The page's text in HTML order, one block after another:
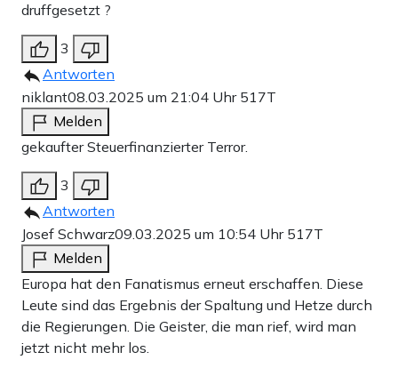
druffgesetzt ?
3
Antworten
niklant08.03.2025 um 21:04 Uhr 517T
Melden
gekaufter Steuerfinanzierter Terror.
3
Antworten
Josef Schwarz09.03.2025 um 10:54 Uhr 517T
Melden
Europa hat den Fanatismus erneut erschaffen. Diese
Leute sind das Ergebnis der Spaltung und Hetze durch
die Regierungen. Die Geister, die man rief, wird man
jetzt nicht mehr los.